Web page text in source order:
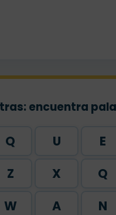
encuentra
Q U E
Z X Q
W A N